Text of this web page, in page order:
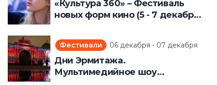
«Культура 360» – Фестиваль
новых форм кино (5 - 7 декабря
Фестивали 06 декабря - 07 декабря
Дни Эрмитажа.
Мультимедийное шоу